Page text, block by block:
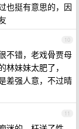
也挺有意思的，因
10
不错，老戏骨贾母
妹妹太肥了，
差强人意，不过晴
11